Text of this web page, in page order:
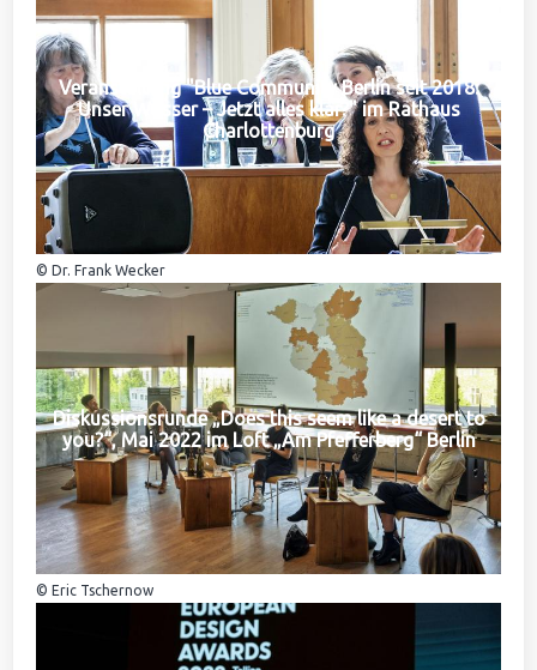
Veranstaltung "Blue Community Berlin seit 2018:
Unser Wasser – Jetzt alles klar?" im Rathaus
Charlottenburg
© Dr. Frank Wecker
Diskussionsrunde „Does this seem like a desert to
you?“, Mai 2022 im Loft „Am Pfefferberg“ Berlin
© Eric Tschernow